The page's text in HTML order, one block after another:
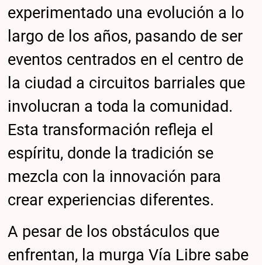
experimentado una evolución a lo
largo de los años, pasando de ser
eventos centrados en el centro de
la ciudad a circuitos barriales que
involucran a toda la comunidad.
Esta transformación refleja el
espíritu, donde la tradición se
mezcla con la innovación para
crear experiencias diferentes.
A pesar de los obstáculos que
enfrentan, la murga Vía Libre sabe